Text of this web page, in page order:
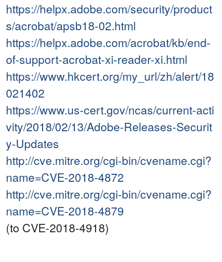
https://helpx.adobe.com/security/product
s/acrobat/apsb18-02.html
https://helpx.adobe.com/acrobat/kb/end-
of-support-acrobat-xi-reader-xi.html
https://www.hkcert.org/my_url/zh/alert/18
021402
https://www.us-cert.gov/ncas/current-acti
vity/2018/02/13/Adobe-Releases-Securit
y-Updates
http://cve.mitre.org/cgi-bin/cvename.cgi?
name=CVE-2018-4872
http://cve.mitre.org/cgi-bin/cvename.cgi?
name=CVE-2018-4879
(to CVE-2018-4918)